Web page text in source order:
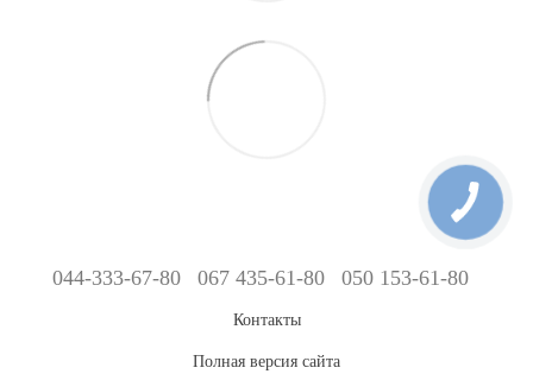
044-333-67-80 067 435-61-80 050 153-61-80
Контакты
Полная версия сайта